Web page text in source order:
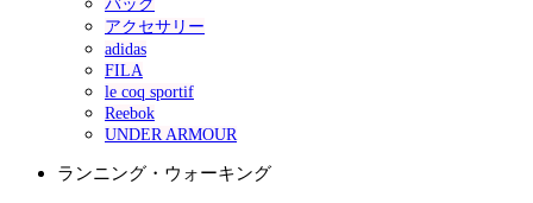
バッグ
アクセサリー
adidas
FILA
le coq sportif
Reebok
UNDER ARMOUR
ランニング・ウォーキング